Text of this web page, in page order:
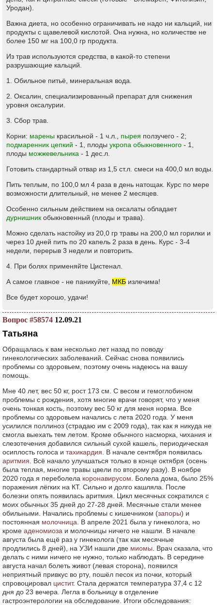
Уродан).
Важна диета, но особенно ограничивать не надо ни кальций, ни
продукты с щавелевой кислотой. Она нужна, но количестве не
более 150 мг на 100,0 гр продукта.
Из трав используются средства, в какой-то степени
разрушающие кальций.
1. Обильное питьё, минеральная вода.
2. Оксалин, специализированный препарат для снижения
уровня оксалурии.
3. Сбор трав.
Корни: марены красильной - 1 ч.л., пырея ползучего - 2;
подмаренник цепкий - 1, плоды укропа обыкновенного - 1,
плоды можжевельника - 1 дес.л.
Готовить стандартный отвар из 1,5 ст.л. смеси на 400,0 мл воды.
Пить теплым, по 100,0 мл 4 раза в день натощак. Курс по мере
возможности длительный, не менее 2 месяцев.
Особенно сильным действием на оксалаты обладает
дурнишник обыкновенный (плоды и трава).
Можно сделать настойку из 20,0 гр травы на 200,0 мл горилки и
через 10 дней пить по 20 капель 2 раза в день. Курс - 3-4
недели, перерыв 3 недели и повторить.
4. При болях применяйте Цистенал.
А самое главное - не паникуйте, МКБ излечима!
Все будет хорошо, удачи!
Вопрос #58574 12.09.21
Татьяна
Обращалась к вам несколько лет назад по поводу
гинекологических заболеваний. Сейчас снова появились
проблемы со здоровьем, поэтому очень надеюсь на вашу
помощь.
Мне 40 лет, вес 50 кг, рост 173 см. С весом и гемоглобином
проблемы с рождения, хотя многие врачи говорят, что у меня
очень тонкая кость, поэтому вес 50 кг для меня норма. Все
проблемы со здоровьем начались с лета 2020 года. У меня
усилился поллиноз (страдаю им с 2009 года), так как я никуда не
смогла выехать тем летом. Кроме обычного насморка, чихания и
слезотечения добавился сильный сухой кашель, периодическая
осиплость голоса и тахикардия . В начале сентября появилась
аритмия . Всё начало улучшаться только в конце октября (осень
была теплая, многие травы цвели по второму разу). В ноябре
2020 года я переболела коронавирусом . Болела дома, было 25%
поражения лёгких на КТ. Сильно и долго кашляла. После
болезни опять появилась аритмия. Цикл месячных сократился с
моих обычных 35 дней до 27-28 дней. Месячные стали менее
обильными. Начались проблемы с кишечником (запоры) и
постоянная молочница . В апреле 2021 была у гинеколога, но
кроме аденомиоза и молочницы ничего не нашли. В начале
августа была ещё раз у гинеколога (так как месячные
продлились 8 дней), на УЗИ нашли две миомы . Врач сказала, что
делать с ними ничего не нужно, только наблюдать. В середине
августа начал болеть живот (левая сторона), появился
неприятный привкус во рту, пошёл песок из почки, который
спровоцировал цистит. Стала держатся температура 37,4 с 12
дня до 23 вечера. Легла в больницу в отделение
гастроэнтерологии на обследование. Итоги обследования: